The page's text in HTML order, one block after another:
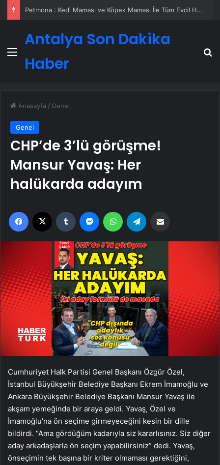
Petmona : Kedi Maması ve Köpek Maması İle Tüm Evcil Hayvan Ürünleri
Menü
Antalya Son Dakika
Haber
Anasayfa / Genel
Genel
CHP’de 3’lü görüşme!
Mansur Yavaş: Her
halükarda adayım
Facebook Tumblr MessengerWhatsApp
Cumhuriyet Halk Partisi Genel Başkanı Özgür Özel,
İstanbul Büyükşehir Belediye Başkanı Ekrem İmamoğlu ve
Ankara Büyükşehir Belediye Başkanı Mansur Yavaş ile
akşam yemeğinde bir araya geldi. Yavaş, Özel ve
İmamoğlu’na ön seçime girmeyeceğini kesin bir dille
bildirdi. “Ama gördüğüm kadarıyla siz kararlısınız. Siz diğer
aday arkadaşlarla ön seçim yapabilirsiniz” dedi. Yavaş,
önseçimin tek başına bir kriter olmaması gerektiğini,